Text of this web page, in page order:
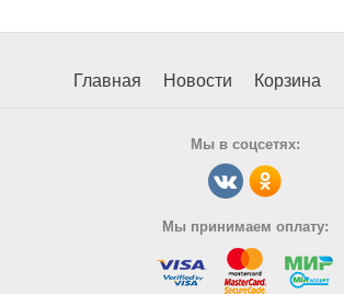
Главная Новости Корзина
Мы в соцсетях:
Мы принимаем оплату: